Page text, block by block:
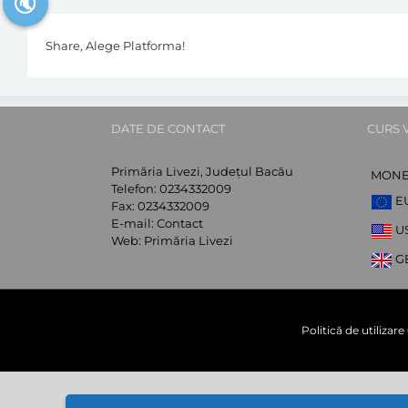
Share, Alege Platforma!
DATE DE CONTACT
Primăria Livezi, Județul Bacău
Telefon: 0234332009
Fax: 0234332009
E-mail: Contact
Web: Primăria Livezi
CURS
Politică de utilizare